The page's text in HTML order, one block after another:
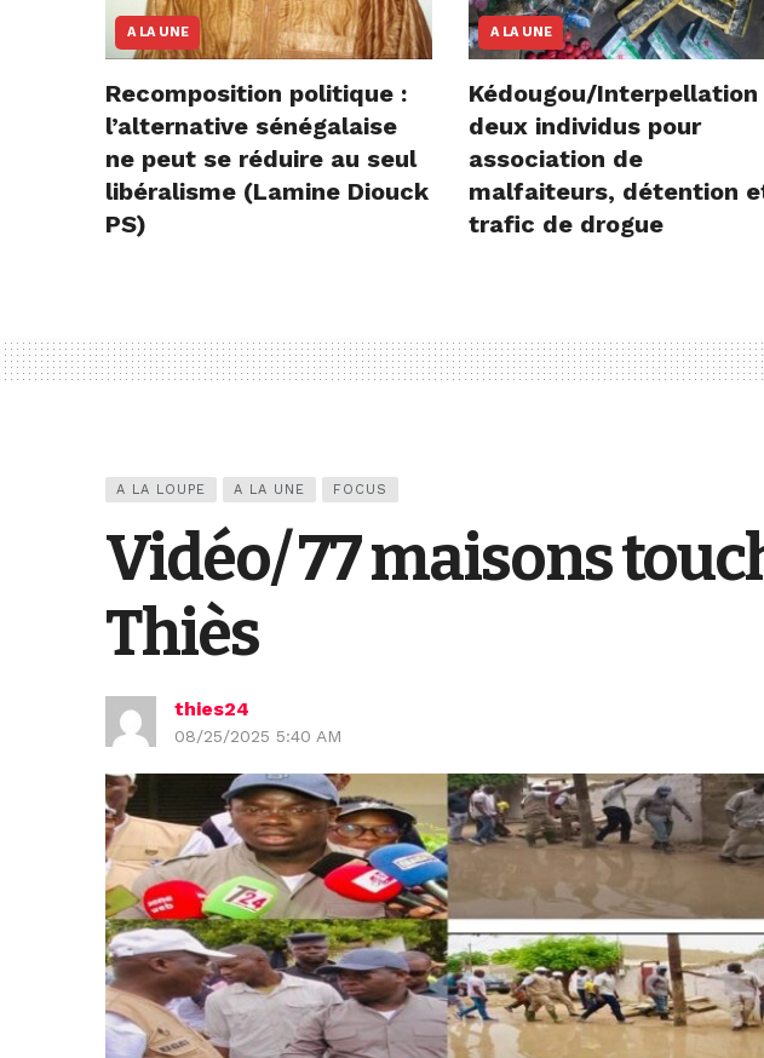
A LA UNE
Recomposition politique :
l’alternative sénégalaise
ne peut se réduire au seul
libéralisme (Lamine Diouck
PS)
A LA UNE
Kédougou/Interpellation
deux individus pour
association de
malfaiteurs, détention
trafic de drogue
A LA LOUPE A LA UNE FOCUS
Vidéo/ 77 maisons
Thiès
thies24
08/25/2025 5:40 AM